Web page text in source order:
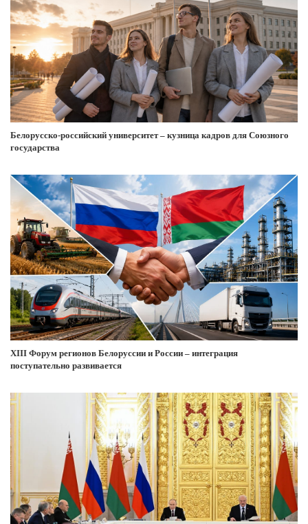
Белорусско-российский университет – кузница кадров для Союзного
государства
XIII Форум регионов Белоруссии и России – интеграция
поступательно развивается